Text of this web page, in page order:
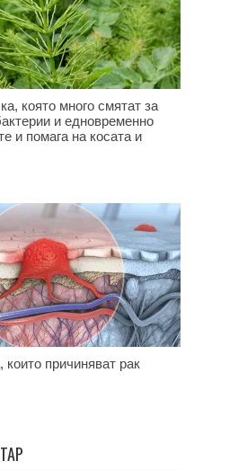
която много смятат за
и едновременно
и помага на косата и
причиняват рак